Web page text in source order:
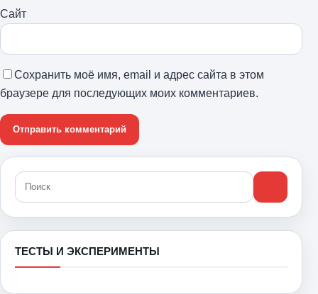
Сайт
Сохранить моё имя, email и адрес сайта в этом
браузере для последующих моих комментариев.
ТЕСТЫ И ЭКСПЕРИМЕНТЫ